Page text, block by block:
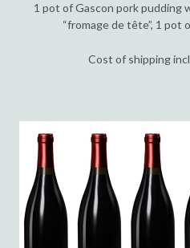
1 pot of Gascon pork pudding
“fromage de tête”, 1 pot
Cost of shipping